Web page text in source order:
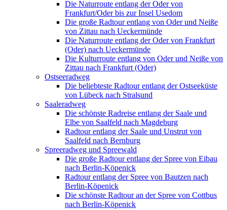
Die Naturroute entlang der Oder von
Frankfurt/Oder bis zur Insel Usedom
Die große Radtour entlang von Oder und Neiße
von Zittau nach Ueckermünde
Die Naturroute entlang der Oder von Frankfurt
(Oder) nach Ueckermünde
Die Kulturroute entlang von Oder und Neiße von
Zittau nach Frankfurt (Oder)
Ostseeradweg
Die beliebteste Radtour entlang der Ostseeküste
von Lübeck nach Stralsund
Saaleradweg
Die schönste Radreise entlang der Saale und
Elbe von Saalfeld nach Magdeburg
Radtour entlang der Saale und Unstrut von
Saalfeld nach Bernburg
Spreeradweg und Spreewald
Die große Radtour entlang der Spree von Eibau
nach Berlin-Köpenick
Radtour entlang der Spree von Bautzen nach
Berlin-Köpenick
Die schönste Radtour an der Spree von Cottbus
nach Berlin-Köpenick